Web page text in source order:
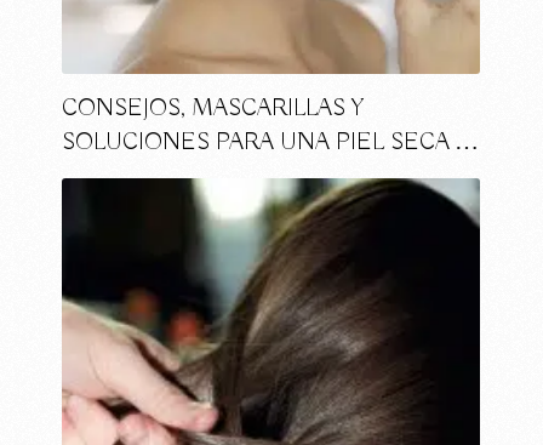
CONSEJOS, MASCARILLAS Y
SOLUCIONES PARA UNA PIEL SECA …